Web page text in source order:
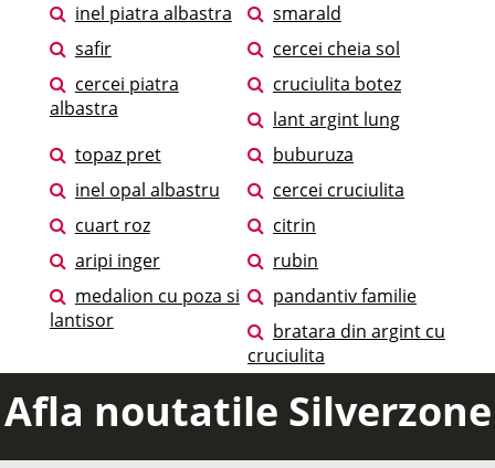
inel piatra albastra
smarald
safir
cercei cheia sol
cercei piatra
albastra
cruciulita botez
lant argint lung
topaz pret
buburuza
inel opal albastru
cercei cruciulita
cuart roz
citrin
aripi inger
rubin
medalion cu poza si
lantisor
pandantiv familie
bratara din argint cu
cruciulita
Afla noutatile Silverzone